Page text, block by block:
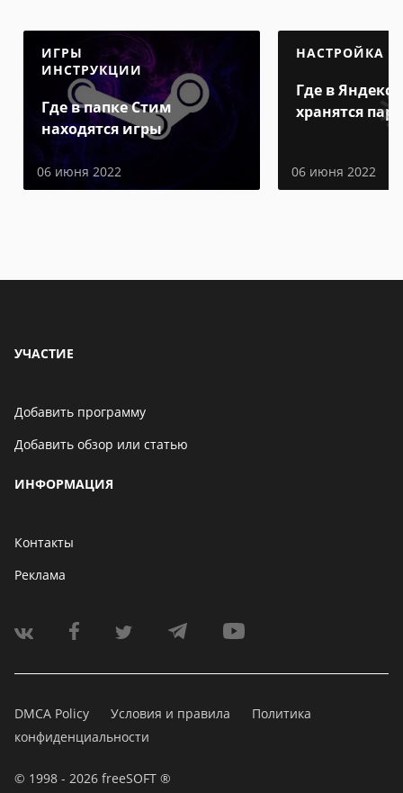
ИГРЫ
ИНСТРУКЦИИ
Где в папке Стим
находятся игры
06 июня 2022
НАСТРОЙКА
Где в Яндекс
хранятся
06 июня 2022
УЧАСТИЕ
Добавить программу
Добавить обзор или статью
ИНФОРМАЦИЯ
Контакты
Реклама
DMCA Policy Условия и правила
Политика
конфиденциальности
© 1998 - 2026 freeSOFT ®